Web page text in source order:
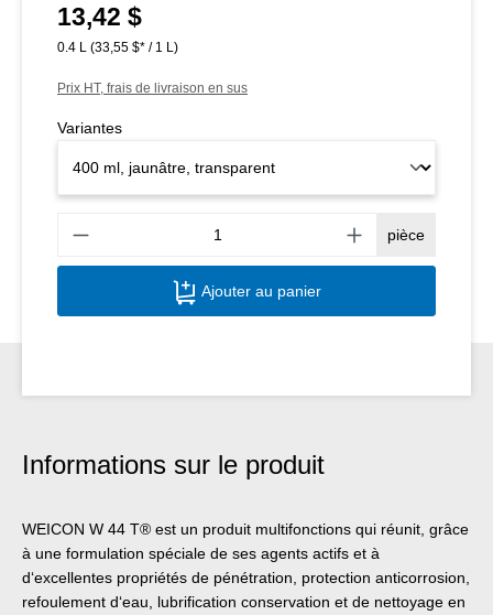
Prix régulier :
13,42 $
0.4 L (33,55 $* / 1 L)
Prix HT, frais de livraison en sus
Variantes
pièce
Ajouter au panier
Informations sur le produit
WEICON W 44 T® est un produit multifonctions qui réunit, grâce
à une formulation spéciale de ses agents actifs et à
d‘excellentes propriétés de pénétration, protection anticorrosion,
refoulement d‘eau, lubrification conservation et de nettoyage en